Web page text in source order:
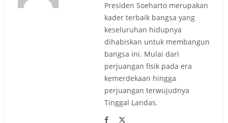
Presiden Soeharto merupakan
kader terbaik bangsa yang
keseluruhan hidupnya
dihabiskan untuk membangun
bangsa ini. Mulai dari
perjuangan fisik pada era
kemerdekaan hingga
perjuangan terwujudnya
Tinggal Landas.